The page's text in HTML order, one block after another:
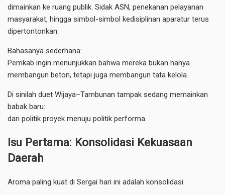
dimainkan ke ruang publik. Sidak ASN, penekanan pelayanan
masyarakat, hingga simbol-simbol kedisiplinan aparatur terus
dipertontonkan.
Bahasanya sederhana:
Pemkab ingin menunjukkan bahwa mereka bukan hanya
membangun beton, tetapi juga membangun tata kelola.
Di sinilah duet Wijaya–Tambunan tampak sedang memainkan
babak baru:
dari politik proyek menuju politik performa.
Isu Pertama: Konsolidasi Kekuasaan
Daerah
Aroma paling kuat di Sergai hari ini adalah konsolidasi.